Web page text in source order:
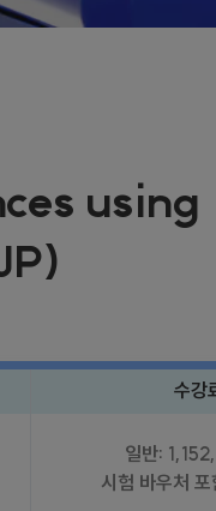
using
수강
일반:
시험 바우처